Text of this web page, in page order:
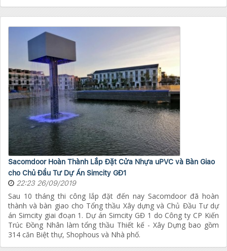
Sacomdoor Hoàn Thành Lắp Đặt Cửa Nhựa uPVC và Bàn Giao
cho Chủ Đầu Tư Dự Án Simcity GĐ1
22:23 26/09/2019
Sau 10 tháng thi công lắp đặt đến nay Sacomdoor đã hoàn
thành và bàn giao cho Tổng thầu Xây dựng và Chủ Đầu Tư dự
án Simcity giai đoạn 1. Dự án Simcity GĐ 1 do Công ty CP Kiến
Trúc Đồng Nhân làm tổng thầu Thiết kế - Xây Dựng bao gồm
314 căn Biệt thự, Shophous và Nhà phố.